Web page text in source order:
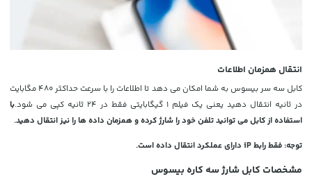
انتقال همزمان اطلاعات
کابل سه سر بیسوس به شما امکان می دهد تا اطلاعات را با سرعت حداکثر 480 مگابایت
در ثانیه انتقال دهید یعنی یک فیلم 1 گیگابایتی فقط در 24 ثانیه کپی می شود.
با
استفاده از کابل می توانید تلفن خود را شارژ کرده و همزمان داده ها را نیز انتقال دهید.
توجه: فقط رابط iP دارای عملکرد انتقال داده است.
مشخصات کابل شارژ سه کاره بیسوس